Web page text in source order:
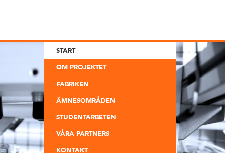
START
OM PROJEKTET
FABRIKEN
ÄMNESOMRÅDEN
STUDENTARBETEN
VÅRA PARTNERS
KONTAKT